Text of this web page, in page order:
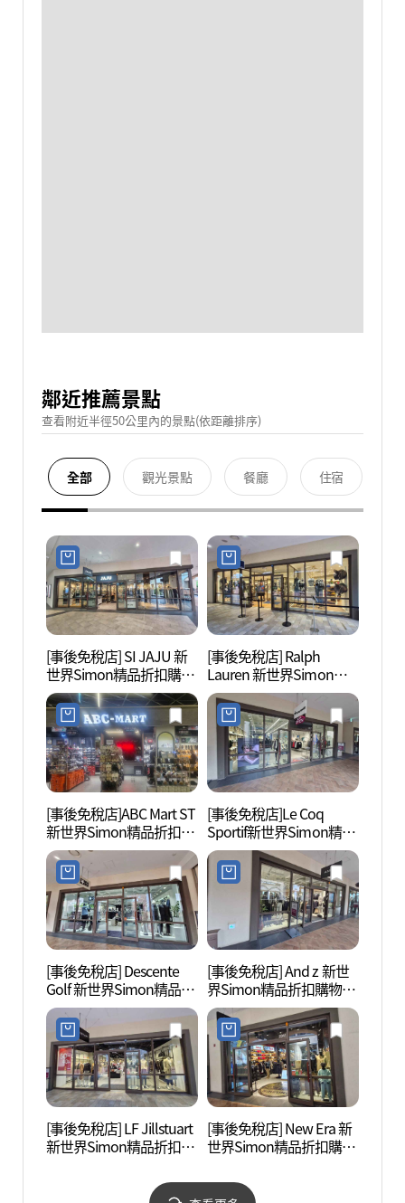
鄰近推薦景點
查看附近半徑50公里內的景點(依距離排序)
全部 觀光景點 餐廳 住宿
[事後免稅店] SI JAJU 新
世界Simon精品折扣購物
中心始興店(JAJU 신세계
사이먼프리미엄아울렛
시흥점)
[事後免稅店] Ralph
Lauren 新世界Simon精
品折扣購物中心始興店
(폴로랄프로렌 신세계사
이먼프리미엄아울렛 시
흥점)
[事後免稅店]ABC Mart ST
新世界Simon精品折扣購
物中心始興店(ABC마트
ST 신세계사이먼프리미
엄아울렛 시흥점)
[事後免稅店]Le Coq
Sportif新世界Simon精品
折扣購物中心始興店(르
꼬끄스포르티브 신세계
사이먼프리미엄아울렛
시흥점)
[事後免稅店] Descente
Golf 新世界Simon精品折
扣購物中心始興店(데상
트골프 신세계사이먼프
리미엄아울렛 시흥점)
[事後免稅店] And z 新世
界Simon精品折扣購物中
心始興店(앤드지 신세계
사이먼프리미엄아울렛
시흥점)
[事後免稅店] LF Jillstuart
新世界Simon精品折扣購
트 신세계사이먼프리미
[事後免稅店] New Era 新
世界Simon精品折扣購物
계사이먼프리미엄아울렛